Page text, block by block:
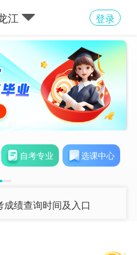
江 登录
自考专业 选课中心
成绩查询时间及入口